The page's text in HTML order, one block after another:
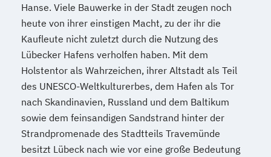
Soziale Arbeit Sozialmanagement
Spanisch - Diploma de Español (Nivel
Intermedio)
Strategische Unternehmensplanung &
Financial Modeling
Strategisches
Geschäftsprozessmanagement
Strategy & Leadership
Supply Chain Management (SCM)
Hanse. Viele Bauwerke in der Stadt zeugen noch
heute von ihrer einstigen Macht, zu der ihr die
Kaufleute nicht zuletzt durch die Nutzung des
Lübecker Hafens verholfen haben. Mit dem
Holstentor als Wahrzeichen, ihrer Altstadt als Teil
des UNESCO-Weltkulturerbes, dem Hafen als Tor
nach Skandinavien, Russland und dem Baltikum
sowie dem feinsandigen Sandstrand hinter der
Strandpromenade des Stadtteils Travemünde
besitzt Lübeck nach wie vor eine große Bedeutung